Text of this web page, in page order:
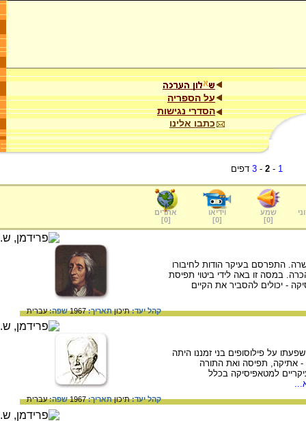
על הספריה
הסדרי נגישות
כתבו אלינו
1
-
2
-
3 דפים
שמע
[
0
]
וידיאו
[
0
]
אתרים
[
0
]
התפרסם בעיקר הודות לחיבורו
במסה זו באה לידי ביטוי תפיסת
- יכולים להסביר את הקיים
קהל יעד:תיכוןתאריך:1967 שפה:עברית
על פילוסופים בני זמננו היתה
- אתיקה, תפיסה ואת התורה
למטאפיסיקה בכלל
קהל יעד:תיכוןתאריך:1967 שפה:עברית